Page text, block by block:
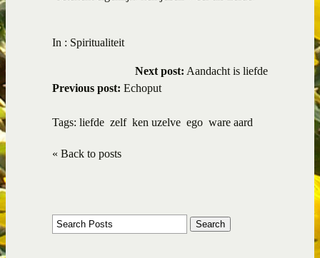
In : Spiritualiteit
Next post: Aandacht is liefde
Previous post: Echoput
Tags: liefde zelf ken uzelve ego ware aard
« Back to posts